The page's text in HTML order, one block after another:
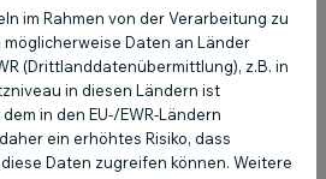
hohe Kosten für externe
ermöglicht COCO den
selbst umzusetzen – das
Kontrolle über Ihr
im Rahmen von der Verarbeitung zu
Daten an Länder
(Drittlanddatenübermittlung), z.B. in
in diesen Ländern ist
in den EU-/EWR-Ländern
ein erhöhtes Risiko, dass
Daten zugreifen können. Weitere